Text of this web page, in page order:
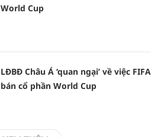
World Cup
LĐBĐ Châu Á ‘quan ngại’ về việc FIFA
bán cổ phần World Cup